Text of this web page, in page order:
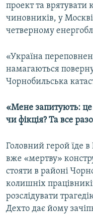
проект та врятувати
чиновників, у
четверному
«Україна
намагаються
Чорнобильська
«Мене запитують: це
чи фікція? Та все
Головний герой їде
вже «мертву»
стояти в районі
колишніх
розслідувати
Дехто дає йому